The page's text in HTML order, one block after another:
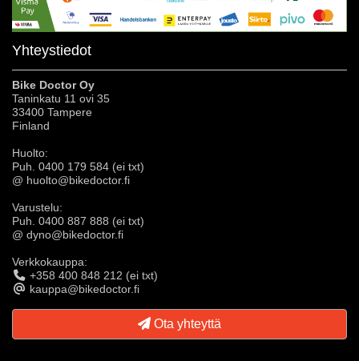
Yhteystiedot
Bike Doctor Oy
Taninkatu 11 ovi 35
33400 Tampere
Finland
Huolto:
Puh. 0400 179 584 (ei txt)
@ huolto@bikedoctor.fi
Varustelu:
Puh. 0400 887 888 (ei txt)
@ dyno@bikedoctor.fi
Verkkokauppa:
+358 400 848 212 (ei txt)
kauppa@bikedoctor.fi
Ota yhteyttä